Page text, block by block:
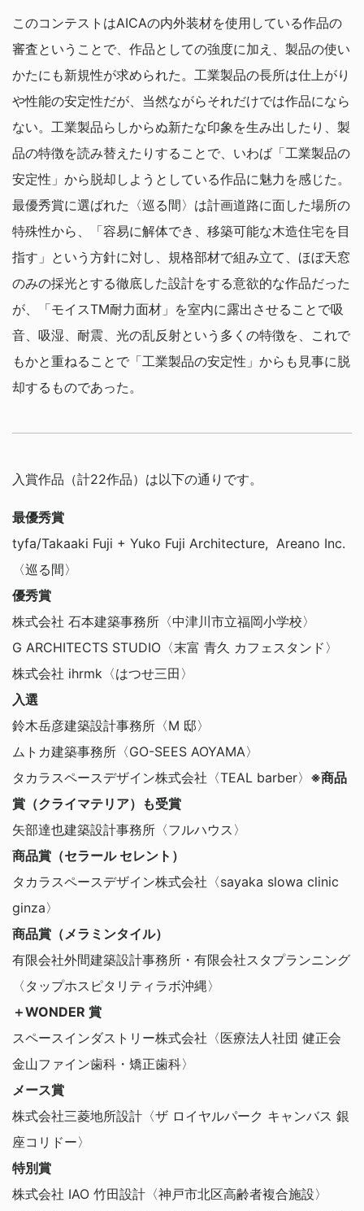
このコンテストはAICAの内外装材を使用している作品の
審査ということで、作品としての強度に加え、製品の使い
かたにも新規性が求められた。工業製品の長所は仕上がり
や性能の安定性だが、当然ながらそれだけでは作品になら
ない。工業製品らしからぬ新たな印象を生み出したり、製
品の特徴を読み替えたりすることで、いわば「工業製品の
安定性」から脱却しようとしている作品に魅力を感じた。
最優秀賞に選ばれた〈巡る間〉は計画道路に面した場所の
特殊性から、「容易に解体でき、移築可能な木造住宅を目
指す」という方針に対し、規格部材で組み立て、ほぼ天窓
のみの採光とする徹底した設計をする意欲的な作品だった
が、「モイスTM耐力面材」を室内に露出させることで吸
音、吸湿、耐震、光の乱反射という多くの特徴を、これで
もかと重ねることで「工業製品の安定性」からも見事に脱
却するものであった。
入賞作品（計22作品）は以下の通りです。
最優秀賞
tyfa/Takaaki Fuji + Yuko Fuji Architecture, Areano Inc.
〈巡る間〉
優秀賞
株式会社 石本建築事務所〈中津川市立福岡小学校〉
G ARCHITECTS STUDIO〈末富 青久 カフェスタンド〉
株式会社 ihrmk〈はつせ三田〉
入選
鈴木岳彦建築設計事務所〈M 邸〉
ムトカ建築事務所〈GO-SEES AOYAMA〉
タカラスペースデザイン株式会社〈TEAL barber〉 ※商品
賞（クライマテリア）も受賞
矢部達也建築設計事務所〈フルハウス〉
商品賞（セラール セレント）
タカラスペースデザイン株式会社〈sayaka slowa clinic
ginza〉
商品賞（メラミンタイル）
有限会社外間建築設計事務所・有限会社スタプランニング
〈タップホスピタリティラボ沖縄〉
＋WONDER 賞
スペースインダストリー株式会社〈医療法人社団 健正会
金山ファイン歯科・矯正歯科〉
メース賞
株式会社三菱地所設計〈ザ ロイヤルパーク キャンバス 銀
座コリドー〉
特別賞
株式会社 IAO 竹田設計〈神戸市北区高齢者複合施設〉